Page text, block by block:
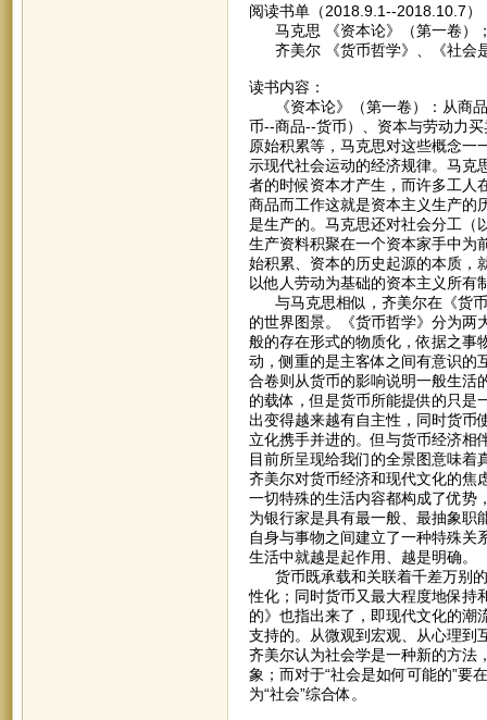
阅读书单（2018.9.1--2018.10.7
马克思 《资本论》（第一卷）
齐美尔 《货币哲学》、《社会
读书内容：
《资本论》（第一卷）：从商品
币--商品--货币）、资本与劳动力
原始积累等，马克思对这些概念一
示现代社会运动的经济规律。马克
者的时候资本才产生，而许多工人
商品而工作这就是资本主义生产的
是生产的。马克思还对社会分工（
生产资料积聚在一个资本家手中为
始积累、资本的历史起源的本质，
以他人劳动为基础的资本主义所有
与马克思相似，齐美尔在《货币
的世界图景。《货币哲学》分为两
般的存在形式的物质化，依据之事
动，侧重的是主客体之间有意识的
合卷则从货币的影响说明一般生活
的载体，但是货币所能提供的只是
出变得越来越有自主性，同时货币
立化携手并进的。但与货币经济相
目前所呈现给我们的全景图意味着
齐美尔对货币经济和现代文化的焦
一切特殊的生活内容都构成了优势
为银行家是具有最一般、最抽象职
自身与事物之间建立了一种特殊关
生活中就越是起作用、越是明确。
货币既承载和关联着千差万别的
性化；同时货币又最大程度地保持
的》也指出来了，即现代文化的
支持的。从微观到宏观、从心理到
齐美尔认为社会学是一种新的方法
象；而对于“社会是如何可能的”要
为“社会”综合体。